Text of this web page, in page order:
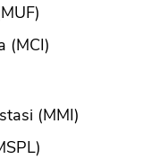
(MCI)
(MMI)